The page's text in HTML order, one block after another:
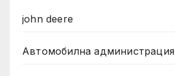
john deere
Автомобилна администрация